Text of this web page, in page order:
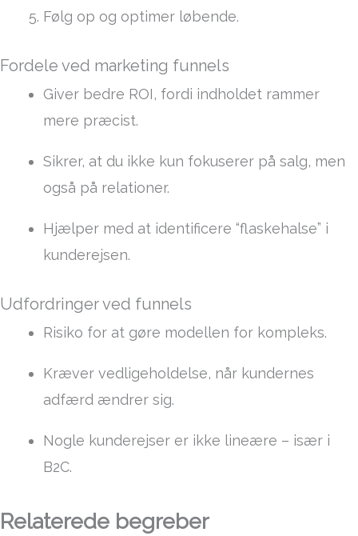
Følg op og optimer løbende.
Fordele ved marketing funnels
Giver bedre ROI, fordi indholdet rammer
mere præcist.
Sikrer, at du ikke kun fokuserer på salg, men
også på relationer.
Hjælper med at identificere “flaskehalse” i
kunderejsen.
Udfordringer ved funnels
Risiko for at gøre modellen for kompleks.
Kræver vedligeholdelse, når kundernes
adfærd ændrer sig.
Nogle kunderejser er ikke lineære – især i
B2C.
Relaterede begreber